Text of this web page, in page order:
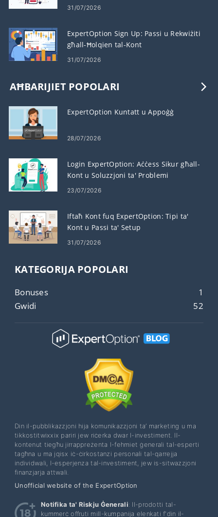
elettroniċi u Crypto
31/07/2026
ExpertOption Sign Up: Passi u Rekwiżiti
għall-Ħolqien tal-Kont
31/07/2026
AĦBARIJIET POPOLARI
ExpertOption Kuntatt u Appoġġ
28/07/2026
Login ExpertOption: Aċċess Sikur għall-
Kont u Soluzzjoni ta' Problemi
23/07/2026
Iftaħ Kont fuq ExpertOption: Tipi ta'
Kont u Passi ta' Setup
31/07/2026
KATEGORIJA POPOLARI
Bonuses
1
Gwidi
52
Din il-pubblikazzjoni hija komunikazzjoni ta’ marketing u ma
tikkostitwixxix pariri jew riċerka dwar l-investiment. Il-
kontenut tiegħu jirrappreżenta l-fehmiet ġenerali tal-esperti
tagħna u ma jqisx iċ-ċirkostanzi personali tal-qarrejja
individwali, l-esperjenza tal-investiment, jew is-sitwazzjoni
finanzjarja attwali.
Unofficial website of the ExpertOption
Notifika ta' Riskju Ġenerali: Il-prodotti tal-
kummerċ offruti mill-kumpanija elenkati f'din il-